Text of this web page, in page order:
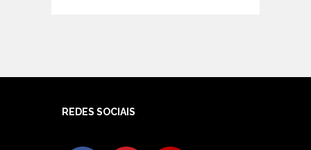
REDES SOCIAIS